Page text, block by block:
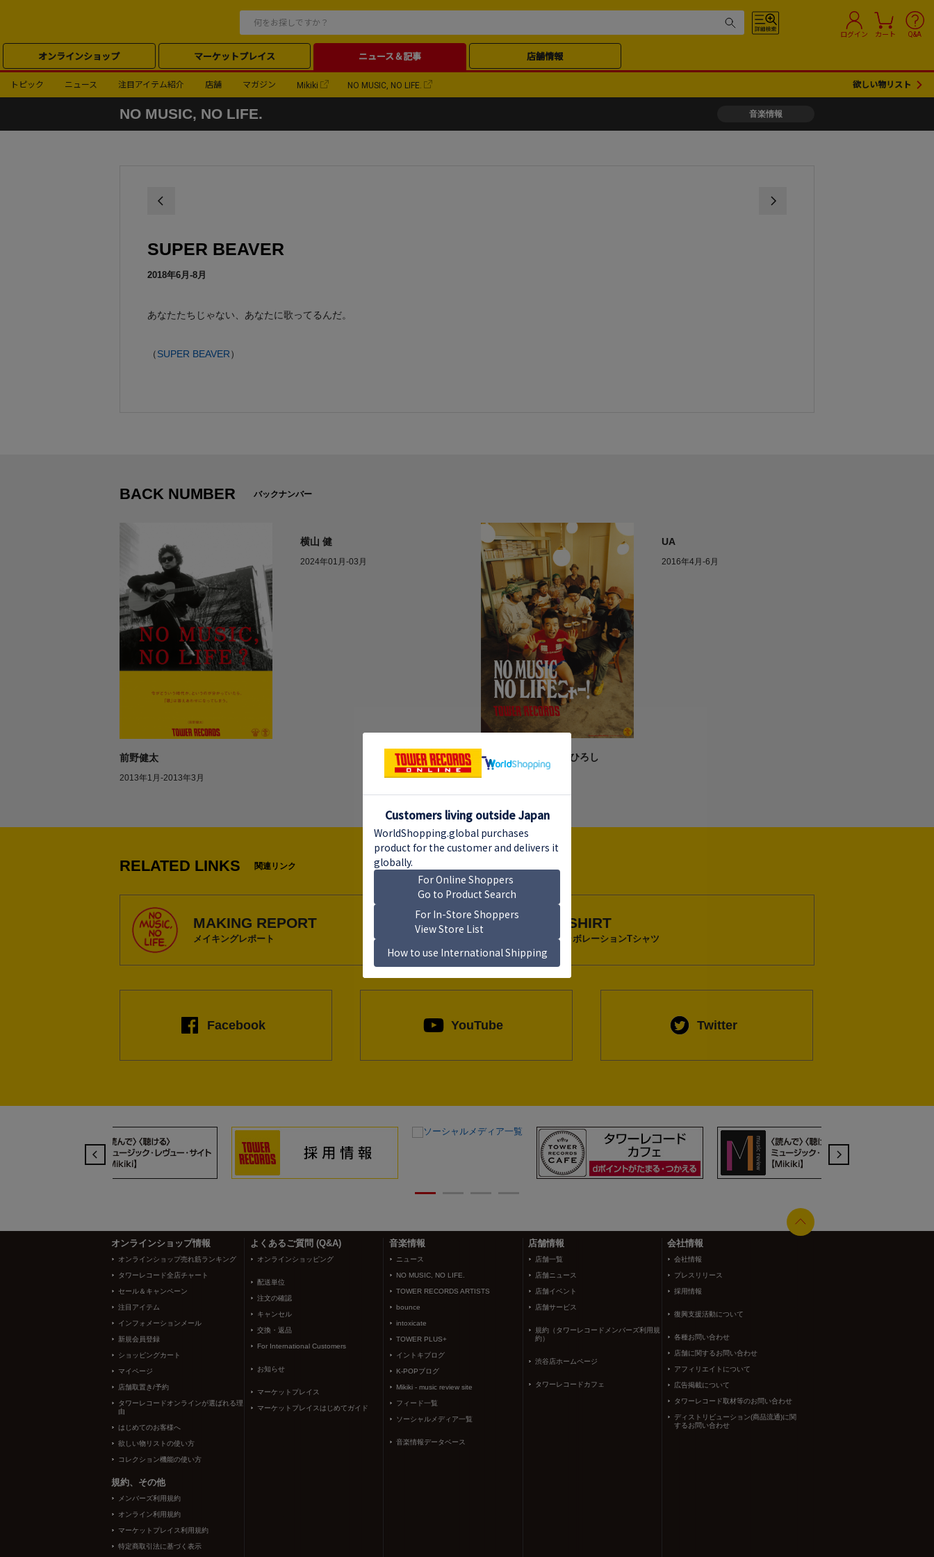
ログイン カート Q&A
オンラインショップ マーケットプレイス ニュース＆記事 店舗情報
トピック ニュース 注目アイテム紹介 店舗 マガジン Mikiki NO MUSIC, NO LIFE. 欲しい物リスト
NO MUSIC, NO LIFE. 音楽情報
SUPER BEAVER
2018年6月-8月
あなたたちじゃない、あなたに歌ってるんだ。
（SUPER BEAVER）
BACK NUMBER バックナンバー
前野健太
2013年1月-2013年3月
横山 健
2024年01月-03月
RISINGTONES & 猫ひろし
2006年2月
UA
2016年4月-6月
RELATED LINKS 関連リンク
MAKING REPORT
メイキングレポート
T-SHIRT
コラボレーションTシャツ
Facebook YouTube Twitter
オンラインショップ情報
オンラインショップ売れ筋ランキング
タワーレコード全店チャート
セール＆キャンペーン
注目アイテム
インフォメーションメール
新規会員登録
ショッピングカート
マイページ
店舗取置き/予約
タワーレコードオンラインが選ばれる理
由
はじめてのお客様へ
欲しい物リストの使い方
コレクション機能の使い方
規約、その他
メンバーズ利用規約
オンライン利用規約
マーケットプレイス利用規約
特定商取引法に基づく表示
よくあるご質問 (Q&A)
オンラインショッピング
配送単位
注文の確認
キャンセル
交換・返品
For International Customers
お知らせ
マーケットプレイス
マーケットプレイスはじめてガイド
音楽情報
ニュース
NO MUSIC, NO LIFE.
TOWER RECORDS ARTISTS
bounce
intoxicate
TOWER PLUS+
イントキブログ
K-POPブログ
Mikiki - music review site
フィード一覧
ソーシャルメディア一覧
音楽情報データベース
店舗情報
店舗一覧
店舗ニュース
店舗イベント
店舗サービス
規約（タワーレコードメンバーズ利用規
約）
渋谷店ホームページ
タワーレコードカフェ
会社情報
会社情報
プレスリリース
採用情報
復興支援活動について
各種お問い合わせ
店舗に関するお問い合わせ
アフィリエイトについて
広告掲載について
タワーレコード取材等のお問い合わせ
ディストリビューション(商品流通)に関
するお問い合わせ